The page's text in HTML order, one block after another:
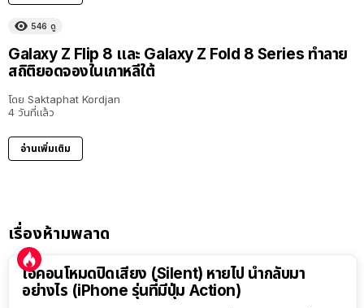
546 ดู
Galaxy Z Flip 8 และ Galaxy Z Fold 8 Series ทำลาย
สถิติยอดจองในเกาหลีใต้
โดย Saktaphat Kordjan
4 วันที่แล้ว
อ่านเพิ่มเติม
เรื่องห้ามพลาด
ไอคอนโหมดปิดเสียง (Silent) หายไป นำกลับมา
อย่างไร (iPhone รุ่นที่มีปุ่ม Action)